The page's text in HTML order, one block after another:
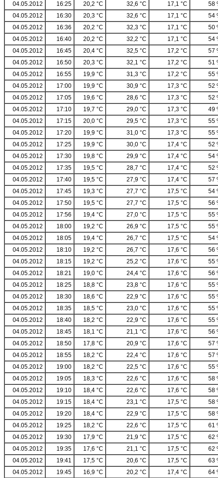
04.05.2012
16:25 20,2 °C 32,6 °C 17,1 °C
58
04.05.2012
16:30 20,3 °C 32,6 °C 17,1 °C
54
04.05.2012
16:36 20,2 °C 32,3 °C 17,1 °C
50
04.05.2012
16:40 20,2 °C 32,2 °C 17,1 °C
54
04.05.2012
16:45 20,4 °C 32,5 °C 17,2 °C
57
04.05.2012
16:50 20,3 °C 32,1 °C 17,2 °C
51
04.05.2012
16:55 19,9 °C 31,3 °C 17,2 °C
55
04.05.2012
17:00 19,9 °C 30,9 °C 17,3 °C
52
04.05.2012
17:05 19,6 °C 28,6 °C 17,3 °C
52
04.05.2012
17:10 19,7 °C 29,0 °C 17,3 °C
49
04.05.2012
17:15 20,0 °C 29,5 °C 17,3 °C
55
04.05.2012
17:20 19,9 °C 31,0 °C 17,3 °C
55
04.05.2012
17:25 19,9 °C 30,0 °C 17,4 °C
52
04.05.2012
17:30 19,8 °C 29,9 °C 17,4 °C
54
04.05.2012
17:35 19,5 °C 28,7 °C 17,4 °C
52
04.05.2012
17:40 19,5 °C 27,9 °C 17,4 °C
57
04.05.2012
17:45 19,3 °C 27,7 °C 17,5 °C
54
04.05.2012
17:50 19,5 °C 27,7 °C 17,5 °C
56
04.05.2012
17:56 19,4 °C 27,0 °C 17,5 °C
55
04.05.2012
18:00 19,2 °C 26,9 °C 17,5 °C
55
04.05.2012
18:05 19,4 °C 26,7 °C 17,5 °C
54
04.05.2012
18:10 19,2 °C 26,7 °C 17,6 °C
56
04.05.2012
18:15 19,2 °C 25,2 °C 17,6 °C
55
04.05.2012
18:21 19,0 °C 24,4 °C 17,6 °C
56
04.05.2012
18:25 18,8 °C 23,8 °C 17,6 °C
55
04.05.2012
18:30 18,6 °C 22,9 °C 17,6 °C
55
04.05.2012
18:35 18,5 °C 23,0 °C 17,6 °C
55
04.05.2012
18:40 18,2 °C 22,9 °C 17,6 °C
55
04.05.2012
18:45 18,1 °C 21,1 °C 17,6 °C
56
04.05.2012
18:50 17,8 °C 20,9 °C 17,6 °C
57
04.05.2012
18:55 18,2 °C 22,4 °C 17,6 °C
57
04.05.2012
19:00 18,2 °C 22,5 °C 17,6 °C
55
04.05.2012
19:05 18,3 °C 22,6 °C 17,6 °C
58
04.05.2012
19:10 18,4 °C 22,6 °C 17,6 °C
58
04.05.2012
19:15 18,4 °C 23,1 °C 17,5 °C
58
04.05.2012
19:20 18,4 °C 22,9 °C 17,5 °C
58
04.05.2012
19:25 18,2 °C 22,6 °C 17,5 °C
61
04.05.2012
19:30 17,9 °C 21,9 °C 17,5 °C
62
04.05.2012
19:35 17,6 °C 21,1 °C 17,5 °C
62
04.05.2012
19:41 17,5 °C 20,6 °C 17,5 °C
63
04.05.2012
19:45 16,9 °C 20,2 °C 17,4 °C
64